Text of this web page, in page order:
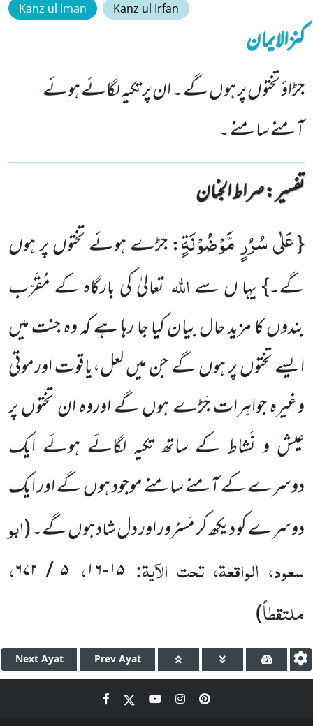
Kanz ul Iman Kanz ul Irfan
کنزالایمان
جڑاؤ تختوں پر ہوں گے ۔ ان پر تکیہ لگائے ہوئے
آمنے سامنے ۔
تفسیر : ‎صراط الجنان
{عَلٰى سُرُرٍ مَّوْضُوْنَةٍ: جڑے ہوئے تختوں پر ہوں
گے۔}یہا ں سےاللہ تعالیٰ کی بارگاہ کے مُقَرّب
بندوں کا مزید حال بیان کیا جا رہا ہے کہ وہ جنت میں
ایسے تختوں پر ہوں گے جن میں لعل،یاقوت اورموتی
وغیرہ جواہرات جَڑے ہوں گے اوروہ ان تختوں پر
عیش و نَشاط کے ساتھ تکیہ لگائے ہوئے ایک
دوسرے کے آمنے سامنے موجود ہوں گے اور ایک
دوسرے کو دیکھ کر مَسرُور اور دل شاد ہوں گے۔(ابو
سعود، الواقعۃ، تحت الآیۃ: ۱۵-۱۶، ۵/ ۶۷۲،
ملتقطاً)
Next Ayat Prev Ayat